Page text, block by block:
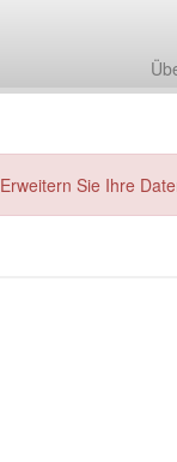
Erweitern Sie Ihre